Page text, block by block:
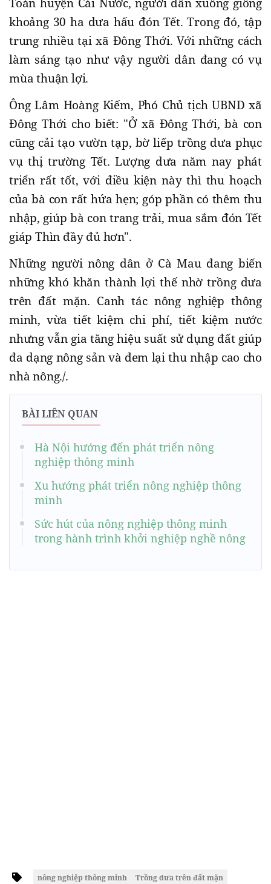
khoảng 30 ha dưa hấu đón Tết. Trong đó, tập
trung nhiều tại xã Đông Thới. Với những cách
làm sáng tạo như vậy người dân đang có vụ
mùa thuận lợi.
Ông Lâm Hoàng Kiếm, Phó Chủ tịch UBND xã
Đông Thới cho biết: "Ở xã Đông Thới, bà con
cũng cải tạo vườn tạp, bờ liếp trồng dưa phục
vụ thị trường Tết. Lượng dưa năm nay phát
triển rất tốt, với điều kiện này thì thu hoạch
của bà con rất hứa hẹn; góp phần có thêm thu
nhập, giúp bà con trang trải, mua sắm đón Tết
giáp Thìn đầy đủ hơn".
Những người nông dân ở Cà Mau đang biến
những khó khăn thành lợi thế nhờ trồng dưa
trên đất mặn. Canh tác nông nghiệp thông
minh, vừa tiết kiệm chi phí, tiết kiệm nước
nhưng vẫn gia tăng hiệu suất sử dụng đất giúp
đa dạng nông sản và đem lại thu nhập cao cho
nhà nông./.
BÀI LIÊN QUAN
Hà Nội hướng đến phát triển nông
nghiệp thông minh
Xu hướng phát triển nông nghiệp thông
minh
Sức hút của nông nghiệp thông minh
trong hành trình khởi nghiệp nghề nông
nông nghiệp thông minh
Trồng dưa trên đất mặn